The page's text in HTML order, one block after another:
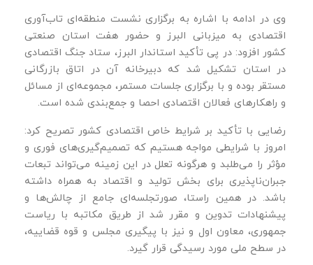
وی در ادامه با اشاره به برگزاری نشست منطقه‌ای تاب‌آوری
اقتصادی به میزبانی البرز و حضور هفت استان صنعتی
کشور افزود: در پی تأکید استاندار البرز، ستاد جنگ اقتصادی
در استان تشکیل شد که دبیرخانه آن در اتاق بازرگانی
مستقر بوده و با برگزاری جلسات مستمر، مجموعه‌ای از مسائل
و راهکارهای فعالان اقتصادی احصا و جمع‌بندی شده است.
رضایی با تأکید بر شرایط خاص اقتصادی کشور تصریح کرد:
امروز با شرایطی مواجه هستیم که تصمیم‌گیری‌های فوری و
مؤثر را می‌طلبد و هرگونه تعلل در این زمینه می‌تواند تبعات
جبران‌ناپذیری برای بخش تولید و اقتصاد به همراه داشته
باشد. در همین راستا، صورتجلسه‌ای جامع از چالش‌ها و
پیشنهادات تدوین و مقرر شد از طریق مکاتبه با ریاست
جمهوری، معاون اول و نیز با پیگیری مجلس و قوه قضاییه،
در سطح ملی مورد رسیدگی قرار گیرد.